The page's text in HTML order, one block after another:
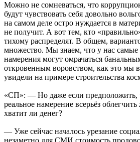
Можно не сомневаться, что
будут чувствовать себя довольно
на самом деле остро нуждается в
не получит. А вот тем, кто
тихому распределят. В общем,
множество. Мы знаем, что у нас самые
намерения могут омрачаться
откровенным воровством, как это мы
увидели на примере строительства
«СП»: — Но даже если предположить,
реальное намерение всерьёз
хватит ли денег?
— Уже сейчас началось урезание